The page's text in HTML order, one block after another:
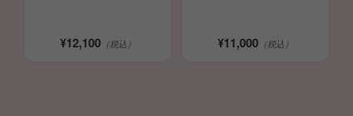
¥12,100（税込） ¥11,000 （税込）